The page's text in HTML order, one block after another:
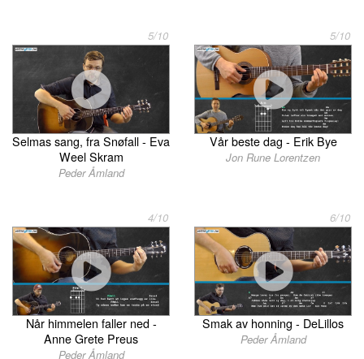
5/10
Selmas sang, fra Snøfall - Eva
Weel Skram
Peder Åmland
5/10
Vår beste dag - Erik Bye
Jon Rune Lorentzen
4/10
Når himmelen faller ned -
Anne Grete Preus
Peder Åmland
6/10
Smak av honning - DeLillos
Peder Åmland